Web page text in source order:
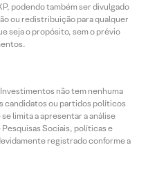
podendo também ser divulgado
ou redistribuição para qualquer
seja o propósito, sem o prévio
não tem nenhuma
candidatos ou partidos políticos
limita a apresentar a análise
Sociais, políticas e
registrado conforme a